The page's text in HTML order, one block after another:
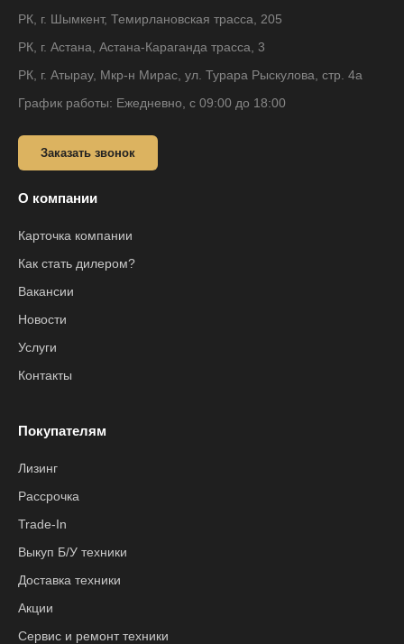
РК, г. Шымкент, Темирлановская трасса, 205
РК, г. Астана, Астана-Караганда трасса, 3
РК, г. Атырау, Мкр-н Мирас, ул. Турара Рыскулова, стр. 4а
График работы: Ежедневно, с 09:00 до 18:00
Заказать звонок
О компании
Карточка компании
Как стать дилером?
Вакансии
Новости
Услуги
Контакты
Покупателям
Лизинг
Рассрочка
Trade-In
Выкуп Б/У техники
Доставка техники
Акции
Сервис и ремонт техники